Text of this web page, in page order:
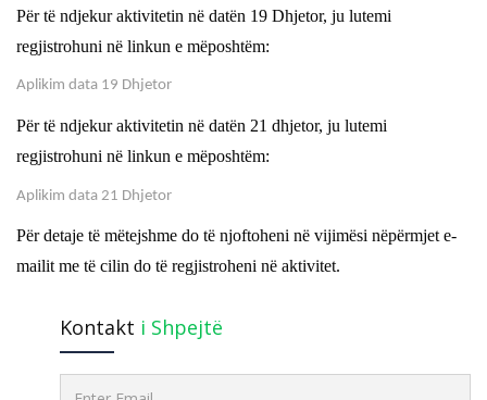
Për të ndjekur aktivitetin në datën 19 Dhjetor, ju lutemi
regjistrohuni në linkun e mëposhtëm:
Aplikim data 19 Dhjetor
Për të ndjekur aktivitetin në datën 21 dhjetor, ju lutemi
regjistrohuni në linkun e mëposhtëm:
Aplikim data 21 Dhjetor
Për detaje të mëtejshme do të njoftoheni në vijimësi nëpërmjet e-
mailit me të cilin do të regjistroheni në aktivitet.
Kontakt i Shpejtë